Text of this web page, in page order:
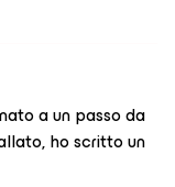
a un passo da
ho scritto un